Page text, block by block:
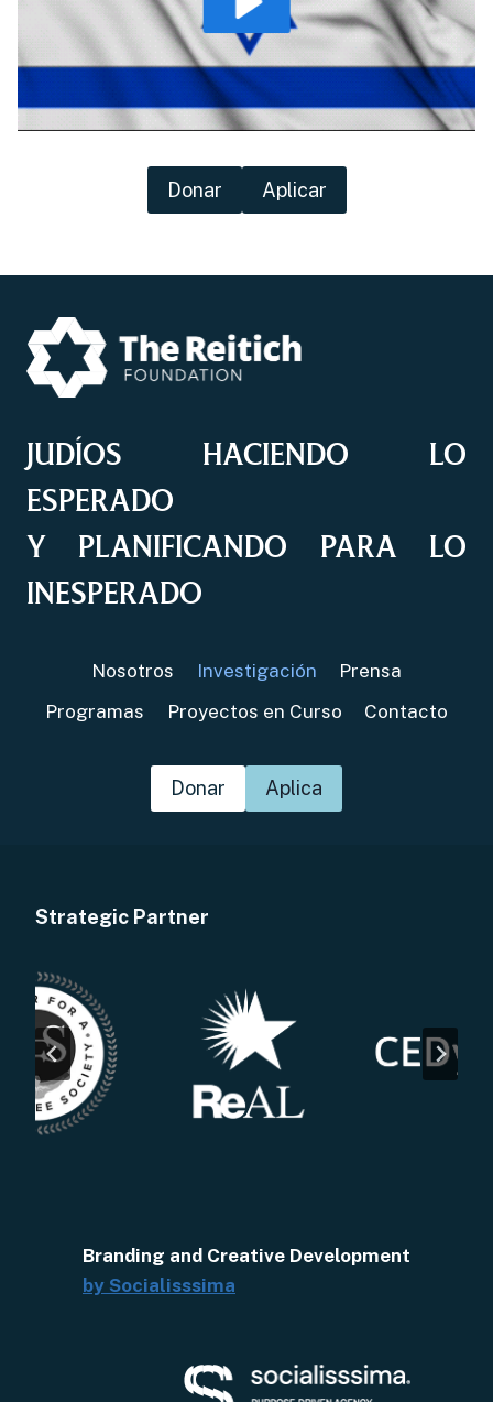
Donar Aplicar
JUDÍOS HACIENDO LO
ESPERADO
Y PLANIFICANDO PARA LO
INESPERADO
Nosotros Investigación
Prensa
Programas
Proyectos en Curso Contacto
Donar Aplica
Strategic Partner
Branding and Creative Development
by Socialisssima